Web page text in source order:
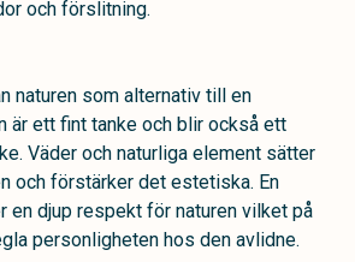
och förslitning.
naturen som alternativ till en
är ett fint tanke och blir också ett
Väder och naturliga element sätter
och förstärker det estetiska. En
en djup respekt för naturen vilket på
personligheten hos den avlidne.